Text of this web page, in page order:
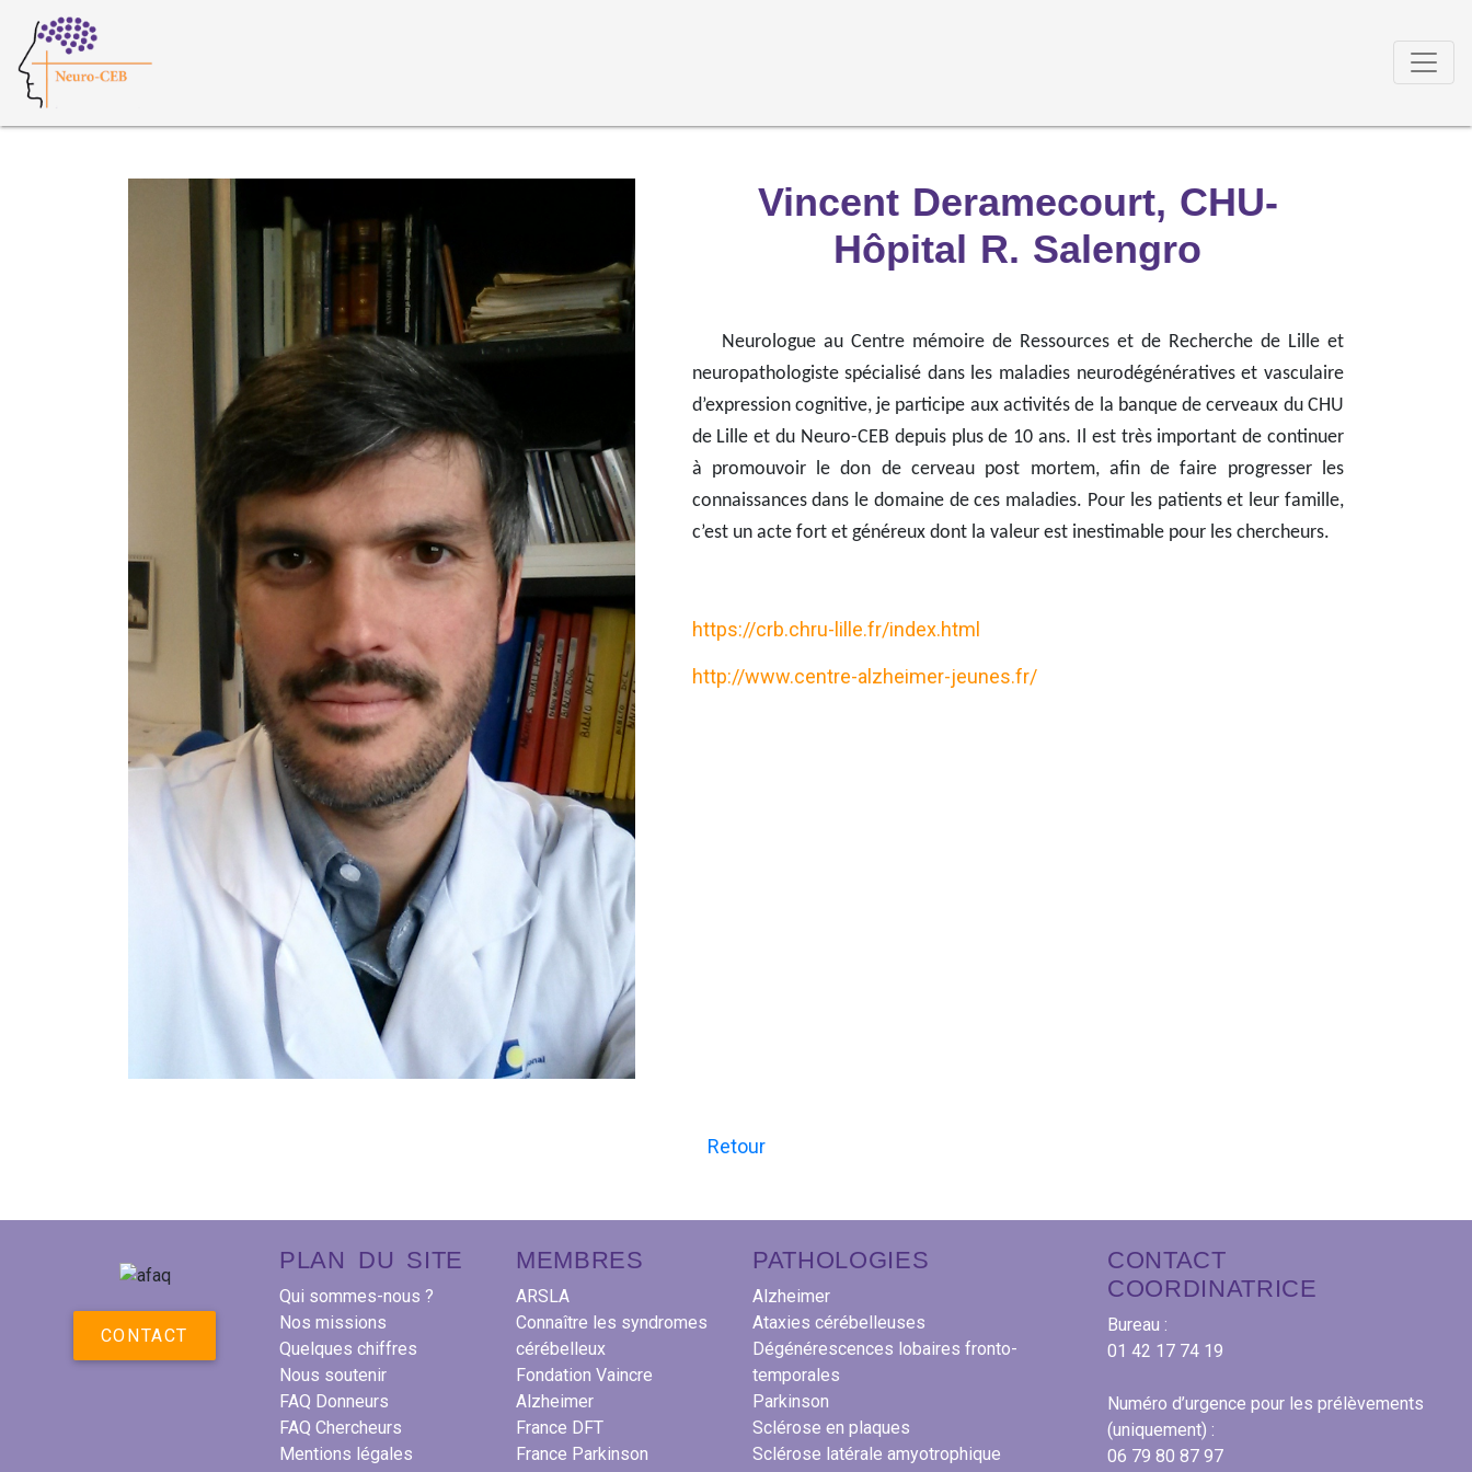
Vincent Deramecourt, CHU-
Hôpital R. Salengro
Neurologue au Centre mémoire de Ressources et de Recherche de Lille et
neuropathologiste spécialisé dans les maladies neurodégénératives et vasculaire
d’expression cognitive, je participe aux activités de la banque de cerveaux du CHU
de Lille et du Neuro-CEB depuis plus de 10 ans. Il est très important de continuer
à promouvoir le don de cerveau post mortem, afin de faire progresser les
connaissances dans le domaine de ces maladies. Pour les patients et leur famille,
c’est un acte fort et généreux dont la valeur est inestimable pour les chercheurs.
https://crb.chru-lille.fr/index.html
http://www.centre-alzheimer-jeunes.fr/
Retour
CONTACT
PLAN DU SITE
Qui sommes-nous ?
Nos missions
Quelques chiffres
Nous soutenir
FAQ Donneurs
FAQ Chercheurs
Mentions légales
MEMBRES
ARSLA
Connaître les syndromes
cérébelleux
Fondation Vaincre
Alzheimer
France DFT
France Parkinson
PATHOLOGIES
Alzheimer
Ataxies cérébelleuses
Dégénérescences lobaires fronto-
temporales
Parkinson
Sclérose en plaques
Sclérose latérale amyotrophique
CONTACT
COORDINATRICE
Bureau :
01 42 17 74 19
Numéro d’urgence pour les prélèvements
(uniquement) :
06 79 80 87 97